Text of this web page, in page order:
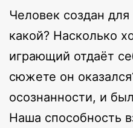
Человек создан
какой? Насколько
играющий отдаёт
сюжете он
осознанности, и
Наша способность